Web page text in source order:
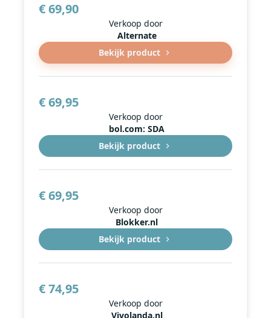
€ 69,90
Verkoop door
Alternate
Bekijk product
€ 69,95
Verkoop door
bol.com: SDA
Bekijk product
€ 69,95
Verkoop door
Blokker.nl
Bekijk product
€ 74,95
Verkoop door
Vivolanda.nl